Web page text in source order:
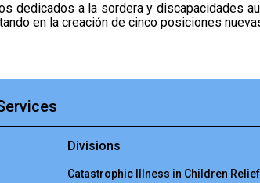
dedicados a la sordera y discapacidades
en la creación de cinco posiciones
Divisions
Catastrophic Illness in Children Relief